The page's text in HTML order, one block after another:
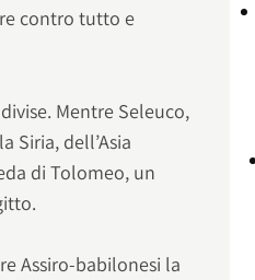
contro tutto e
Mentre Seleuco,
Siria, dell’Asia
di Tolomeo, un
Assiro-babilonesi la